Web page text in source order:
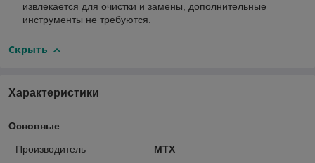
извлекается для очистки и замены, дополнительные
инструменты не требуются.
Скрыть
Характеристики
Основные
Производитель
MTX